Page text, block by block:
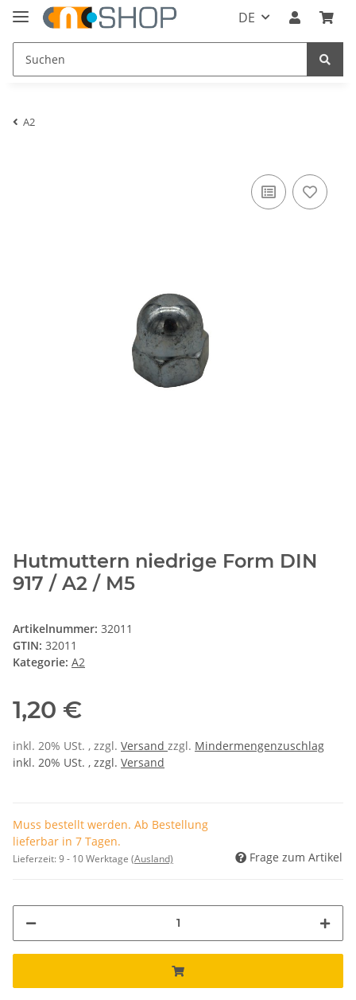
DE
A2
Hutmuttern niedrige Form DIN
917 / A2 / M5
Artikelnummer: 32011
GTIN: 32011
Kategorie: A2
1,20 €
inkl. 20% USt. , zzgl. Versand zzgl. Mindermengenzuschlag
inkl. 20% USt. , zzgl. Versand
Muss bestellt werden. Ab Bestellung
lieferbar in 7 Tagen.
Lieferzeit:9 - 10 Werktage (Ausland) Frage zum Artikel